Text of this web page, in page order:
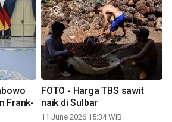
Frank-
FOTO - Harga TBS sawit
naik di Sulbar
11 June 2026 15:34 WIB